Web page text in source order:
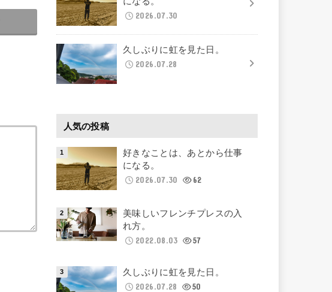
2026.07.30
久しぶりに虹を見た日。
2026.07.28
人気の投稿
好きなことは、あとから仕事
になる。
2026.07.30
62
美味しいフレンチプレスの入
れ方。
2022.08.03
57
久しぶりに虹を見た日。
2026.07.28
50